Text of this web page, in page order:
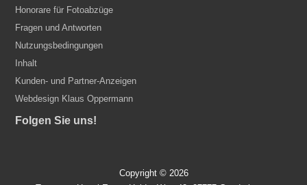
Honorare für Fotoabzüge
Fragen und Antworten
Nutzungsbedingungen
Inhalt
Kunden- und Partner-Anzeigen
Webdesign Klaus Oppermann
Folgen Sie uns!
Copyright © 2026